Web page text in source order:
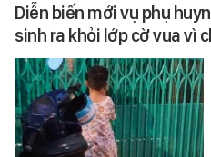
Diễn biến mới vụ phụ
sinh ra khỏi lớp cờ vua vì